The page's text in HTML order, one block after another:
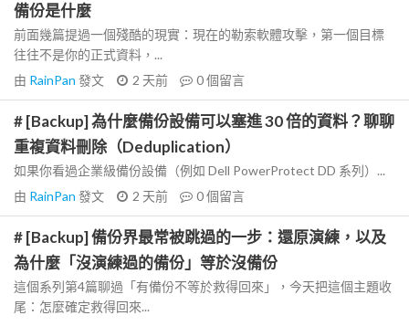
備份是什麼
前面幾篇提過一個殘酷的現實：現在的勒索軟體攻擊，第一個目標
往往不是你的正式資料，...
由 RainPan 發文 2 天前 0個留言
# [Backup] 為什麼備份設備可以塞進 30 倍的資料？聊聊
重複資料刪除（Deduplication）
如果你看過企業級備份設備（例如 Dell PowerProtect DD 系列）...
由 RainPan 發文 2 天前 0個留言
# [Backup] 備份界最常被跳過的一步：還原演練，以及
為什麼「沒演練過的備份」等於沒備份
這個系列第4篇聊過「有備份不等於救得回來」，今天把這個主題收
尾：怎麼確定救得回來...